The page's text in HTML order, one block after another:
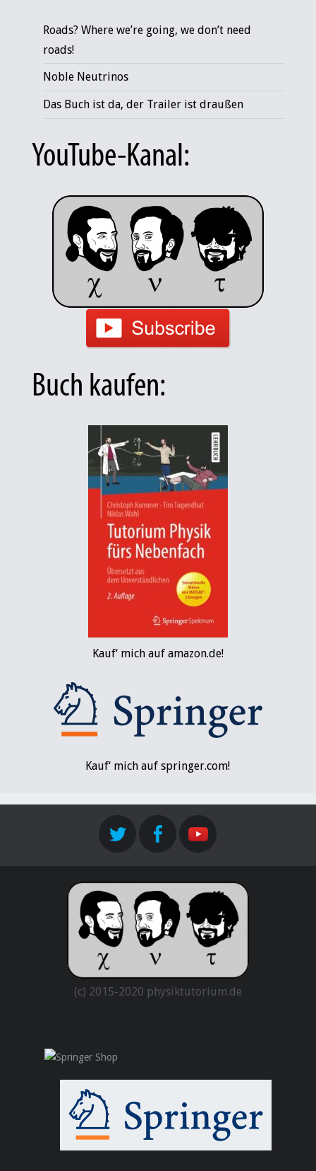
Roads? Where we’re going, we don’t need
roads!
Noble Neutrinos
Das Buch ist da, der Trailer ist draußen
YouTube-Kanal:
Buch kaufen:
Kauf‘ mich auf amazon.de!
Kauf‘ mich auf springer.com!
(c) 2015-2020 physiktutorium.de